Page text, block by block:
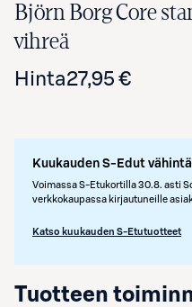
Björn Borg Core
vihreä
Hinta27,95 €
Kuukauden S-Edut
Voimassa S-Etukortilla 30.8. asti
verkkokaupassa kirjautuneille
Katso kuukauden S-Etutuotteet
Tuotteen